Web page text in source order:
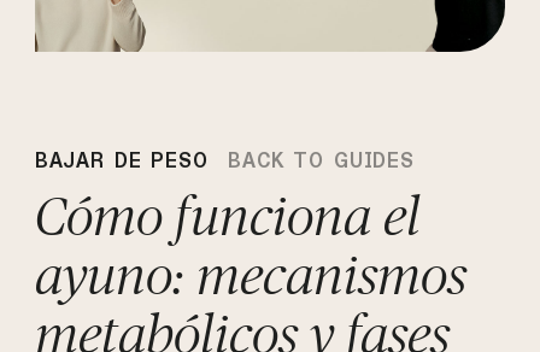
BAJAR DE PESO BACK TO GUIDES
Cómo funciona el
ayuno: mecanismos
metabólicos y fases